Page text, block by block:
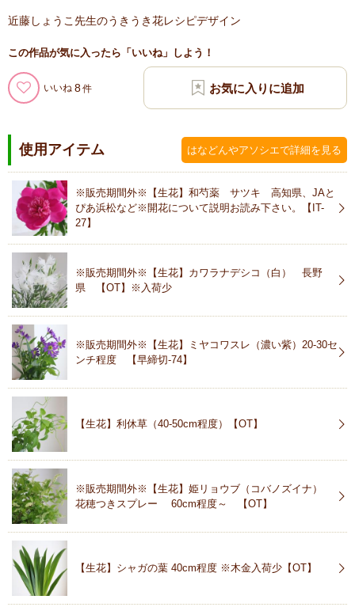
近藤しょうこ先生のうきうき花レシピデザイン
この作品が気に入ったら「いいね」しよう！
いいね 8
使用アイテム はなどんやアソシエで詳細を見る
※販売期間外※【生花】和芍薬 サツキ 高知県、JAと
ぴあ浜松など※開花について説明お読み下さい。【IT-
27】
※販売期間外※【生花】カワラナデシコ（白） 長野
県 【OT】※入荷少
※販売期間外※【生花】ミヤコワスレ（濃い紫）20-30セ
ンチ程度 【早締切-74】
【生花】利休草（40-50cm程度）【OT】
※販売期間外※【生花】姫リョウブ（コバノズイナ）
花穂つきスプレー 60cm程度～ 【OT】
【生花】シャガの葉 40cm程度 ※木金入荷少【OT】